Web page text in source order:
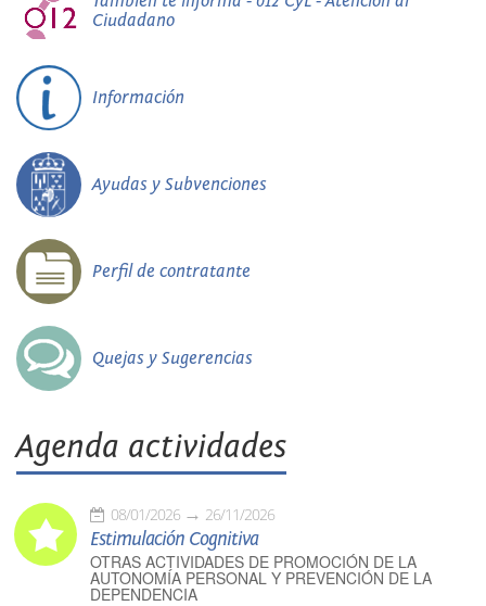
Ciudadano
Información
Ayudas y Subvenciones
Perfil de contratante
Quejas y Sugerencias
Agenda actividades
08/01/2026 26/11/2026
Estimulación Cognitiva
OTRAS ACTIVIDADES DE PROMOCIÓN DE LA
AUTONOMÍA PERSONAL Y PREVENCIÓN DE LA
DEPENDENCIA